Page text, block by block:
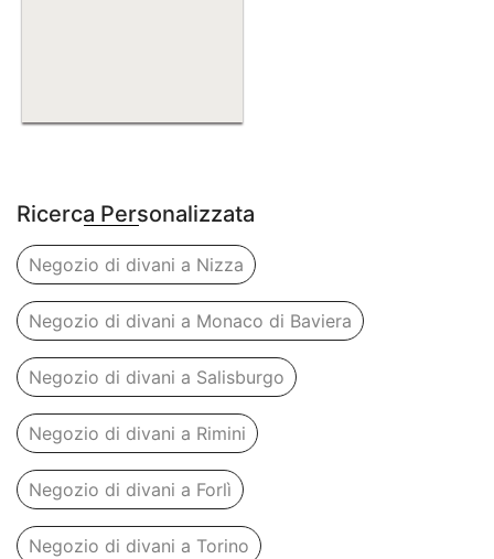
Ricerca Personalizzata
Negozio di divani a Nizza
Negozio di divani a Monaco di Baviera
Negozio di divani a Salisburgo
Negozio di divani a Rimini
Negozio di divani a Forlì
Negozio di divani a Torino